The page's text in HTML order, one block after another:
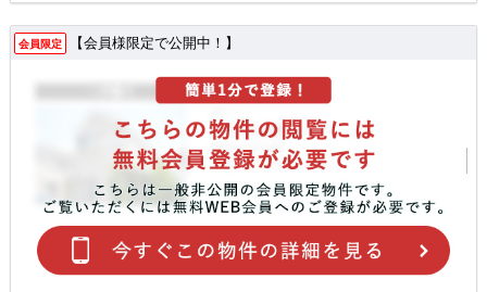
会員限定 【会員様限定で公開中！】